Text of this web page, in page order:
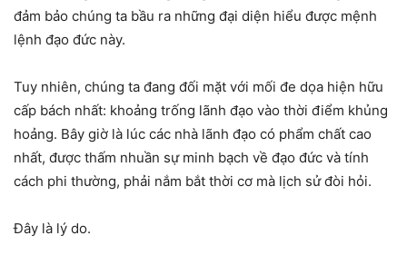
đảm bảo chúng ta bầu ra những đại diện hiểu được mệnh
lệnh đạo đức này.
Tuy nhiên, chúng ta đang đối mặt với mối đe dọa hiện hữu
cấp bách nhất: khoảng trống lãnh đạo vào thời điểm khủng
hoảng. Bây giờ là lúc các nhà lãnh đạo có phẩm chất cao
nhất, được thấm nhuần sự minh bạch về đạo đức và tính
cách phi thường, phải nắm bắt thời cơ mà lịch sử đòi hỏi.
Đây là lý do.